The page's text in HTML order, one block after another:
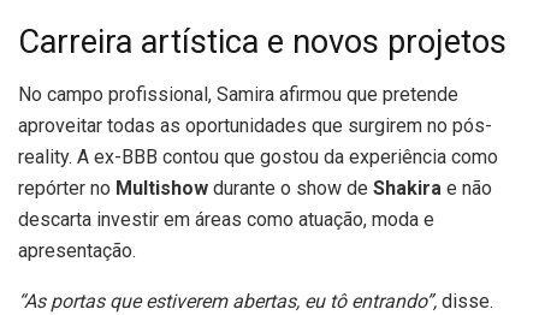
Carreira artística e novos projetos
No campo profissional, Samira afirmou que pretende
aproveitar todas as oportunidades que surgirem no pós-
reality. A ex-BBB contou que gostou da experiência como
repórter no Multishow durante o show de Shakira e não
descarta investir em áreas como atuação, moda e
apresentação.
“As portas que estiverem abertas, eu tô entrando”, disse.